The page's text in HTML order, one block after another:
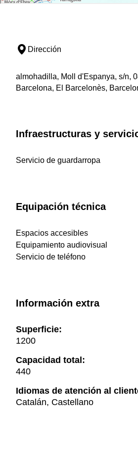
Dirección
almohadilla, Moll d'Espanya, s/n,
Barcelona, El Barcelonès,
Infraestructuras y
Servicio de guardarropa
Equipación técnica
Espacios accesibles
Equipamiento audiovisual
Servicio de teléfono
Información extra
Superficie:
1200
Capacidad total:
440
Idiomas de atención al
Catalán, Castellano